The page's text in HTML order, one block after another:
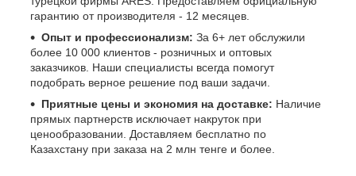
гарантию от производителя - 12 месяцев.
Опыт и профессионализм: За 6+ лет обслужили
более 10 000 клиентов - розничных и оптовых
заказчиков. Наши специалисты всегда помогут
подобрать верное решение под ваши задачи.
Приятные цены и экономия на доставке: Наличие
прямых партнерств исключает накруток при
ценообразовании. Доставляем бесплатно по
Казахстану при заказа на 2 млн тенге и более.